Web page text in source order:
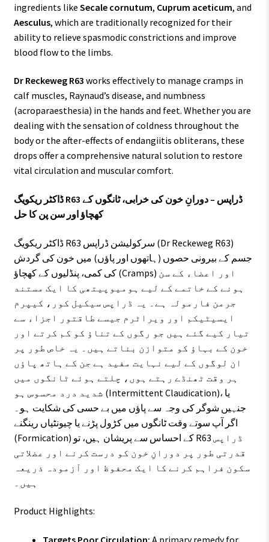
ingredients like Secale cornutum, Cuprum aceticum, and
Aesculus, which are traditionally recognized for their
ability to relieve spasmodic constrictions and improve
blood flow to the limbs.
Dr Reckeweg R63 works effectively to manage cramps in
calf muscles, Raynaud’s disease, and numbness
(acroparaesthesia) in the hands and feet. Whether you are
dealing with the sensation of coldness throughout the
body or the after-effects of endangiitis obliterans, these
drops offer a comprehensive natural solution to restore
vital circulation and muscular comfort.
ڈاکٹر ریکویگ R63 ڈراپس – دورانِ خون کی خرابی، ٹانگوں کے
کھچاؤ اور سن پن کا حل
ڈاکٹر ریکویگ R63 سرکولیشن ڈراپس (Dr Reckeweg R63)
جسم کے بیرونی حصوں (ہاتھوں اور پاؤں) میں خون کی گردش
کی کمی، پنڈلیوں کے کھچاؤ (Cramps) اور اعضاء کے سن
ہونے کے خاتمے کے لیے ہومیوپیتھی کا ایک مستند
جرمن فارمولہ ہے۔ یہ ڈراپس سیکیل کور، کیپرم
ایسیٹیکم اور ویراٹرم جیسے طاقتور اجزاء سے
تیار کیے گئے ہیں جو رگوں کے تناؤ کو کم کرتے اور
خون کے بہاؤ کو متوازن بناتے ہیں۔ یہ خاص طور پر
ان لوگوں کے لیے نہایت مفید ہے جن کے ہاتھ پاؤں
ہر وقت ٹھنڈے رہتے ہوں، چلتے ہوئے ٹانگوں میں
شدید درد محسوس ہو (Intermittent Claudication)، یا
جنہیں شوگر کی وجہ سے پاؤں میں بے حسی کی شکایت ہو۔
اگر آپ سوتے وقت ٹانگوں میں کڑول پڑنے یا چیونٹیاں رینگنے
(Formication) کے احساس سے پریشان ہیں، تو R63 ڈراپس
قدرتی طور پر دورانِ خون کو درست کرنے اور عضلاتی
سکون فراہم کرنے کا ایک محفوظ اور آزمودہ ذریعہ
ہیں۔
Product Highlights:
Targets Poor Circulation: A primary remedy for